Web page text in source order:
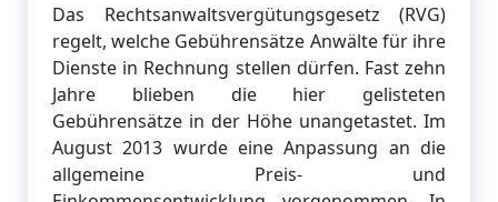
Das Rechtsanwaltsvergütungsgesetz (RVG)
regelt, welche Gebührensätze Anwälte für ihre
Dienste in Rechnung stellen dürfen. Fast zehn
Jahre blieben die hier gelisteten
Gebührensätze in der Höhe unangetastet. Im
August 2013 wurde eine Anpassung an die
allgemeine Preis- und